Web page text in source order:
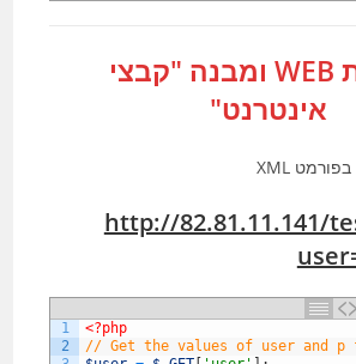
3. שרת WEB ומבנה "קבצי
אינטרנט"
http://82.81.11.141/
1
2
<?php
// Get the values of user and p